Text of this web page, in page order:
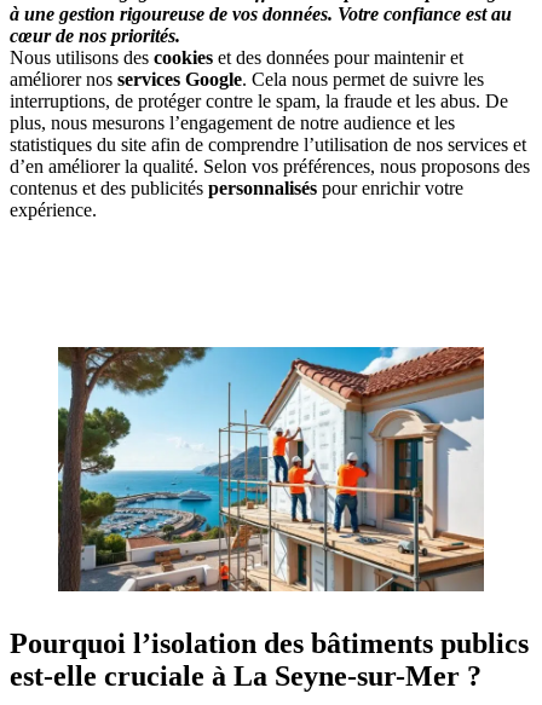
à une gestion rigoureuse de vos données. Votre confiance est au
cœur de nos priorités.
Nous utilisons des cookies et des données pour maintenir et
améliorer nos services Google. Cela nous permet de suivre les
interruptions, de protéger contre le spam, la fraude et les abus. De
plus, nous mesurons l’engagement de notre audience et les
statistiques du site afin de comprendre l’utilisation de nos services et
d’en améliorer la qualité. Selon vos préférences, nous proposons des
contenus et des publicités personnalisés pour enrichir votre
expérience.
Pourquoi l’isolation des bâtiments publics
est-elle cruciale à La Seyne-sur-Mer ?